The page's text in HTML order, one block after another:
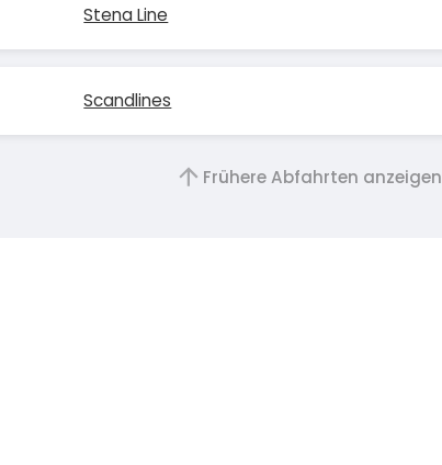
Stena Line
Scandlines
Frühere Abfahrten anzeigen